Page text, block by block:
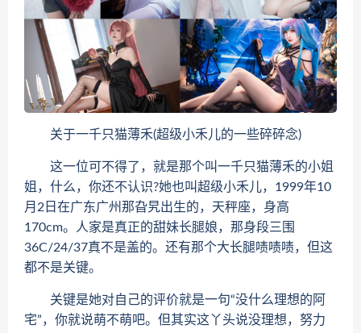
关于一千只猫薄禾(超级小禾儿的一些碎碎念)
这一位可不得了，就是那个叫一千只猫薄禾的小姐
姐，什么，你还不认识?她也叫超级小禾儿，1999年10
月2日在广东广州那旮旯出生的，天秤座，身高
170cm。人家是真正的甜妹长腿娘，那身段三围
36C/24/37真不是盖的。还有那个大长腿啧啧啧，但这
都不是关键。
关键是她对自己的评价就是一句“没什么理想的阿
宅”，你就说萌不萌吧。但其实这丫头说没理想，努力